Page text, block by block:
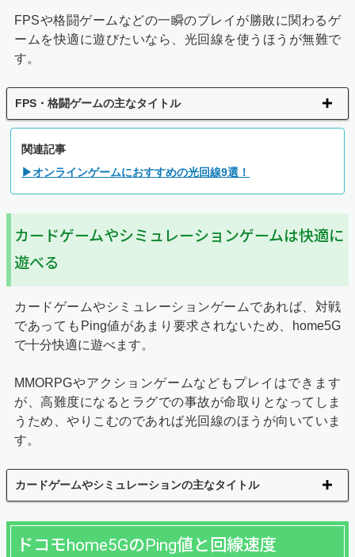
FPSや格闘ゲームなどの一瞬のプレイが勝敗に関わるゲ
ームを快適に遊びたいなら、光回線を使うほうが無難で
す。
FPS・格闘ゲームの主なタイトル
関連記事
▶オンラインゲームにおすすめの光回線9選！
カードゲームやシミュレーションゲームは快適に
遊べる
カードゲームやシミュレーションゲームであれば、対戦
であってもPing値があまり要求されないため、home5G
で十分快適に遊べます。
MMORPGやアクションゲームなどもプレイはできます
が、高難度になるとラグでの事故が命取りとなってしま
うため、やりこむのであれば光回線のほうが向いていま
す。
カードゲームやシミュレーションの主なタイトル
ドコモhome5GのPing値と回線速度